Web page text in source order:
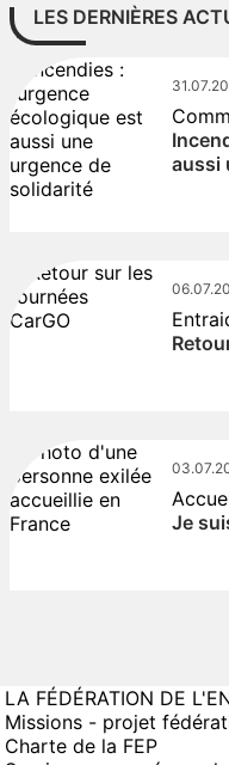
LES DERNIÈRES
aussi
Je
LA FÉDÉRATION DE
Missions - projet
Charte de la FEP